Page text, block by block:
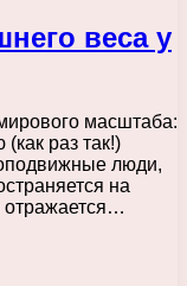
веса у
масштаба:
раз так!)
люди,
на
отражается…